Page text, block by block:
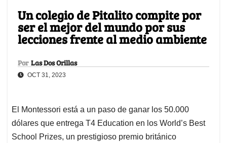
Un colegio de Pitalito compite por
ser el mejor del mundo por sus
lecciones frente al medio ambiente
Por Las Dos Orillas
OCT 31, 2023
El Montessori está a un paso de ganar los 50.000
dólares que entrega T4 Education en los World’s Best
School Prizes, un prestigioso premio británico